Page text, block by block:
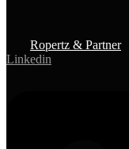
Ropertz & Partner
Linkedin